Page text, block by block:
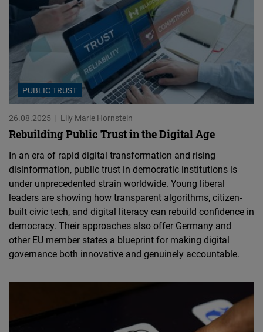
PUBLIC TRUST
26.08.2025 Lily Marie Hornstein
Rebuilding Public Trust in the Digital Age
In an era of rapid digital transformation and rising
disinformation, public trust in democratic institutions is
under unprecedented strain worldwide. Young liberal
leaders are showing how transparent algorithms, citizen-
built civic tech, and digital literacy can rebuild confidence in
democracy. Their approaches also offer Germany and
other EU member states a blueprint for making digital
governance both innovative and genuinely accountable.